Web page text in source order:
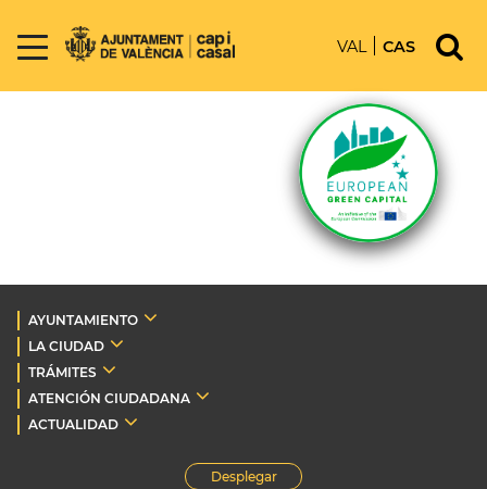
VAL CAS
AYUNTAMIENTO
LA CIUDAD
TRÁMITES
ATENCIÓN CIUDADANA
ACTUALIDAD
Desplegar